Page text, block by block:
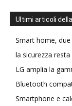
Ultimi articoli
Smart home,
la sicurezza
LG amplia la
Bluetooth
Smartphone e